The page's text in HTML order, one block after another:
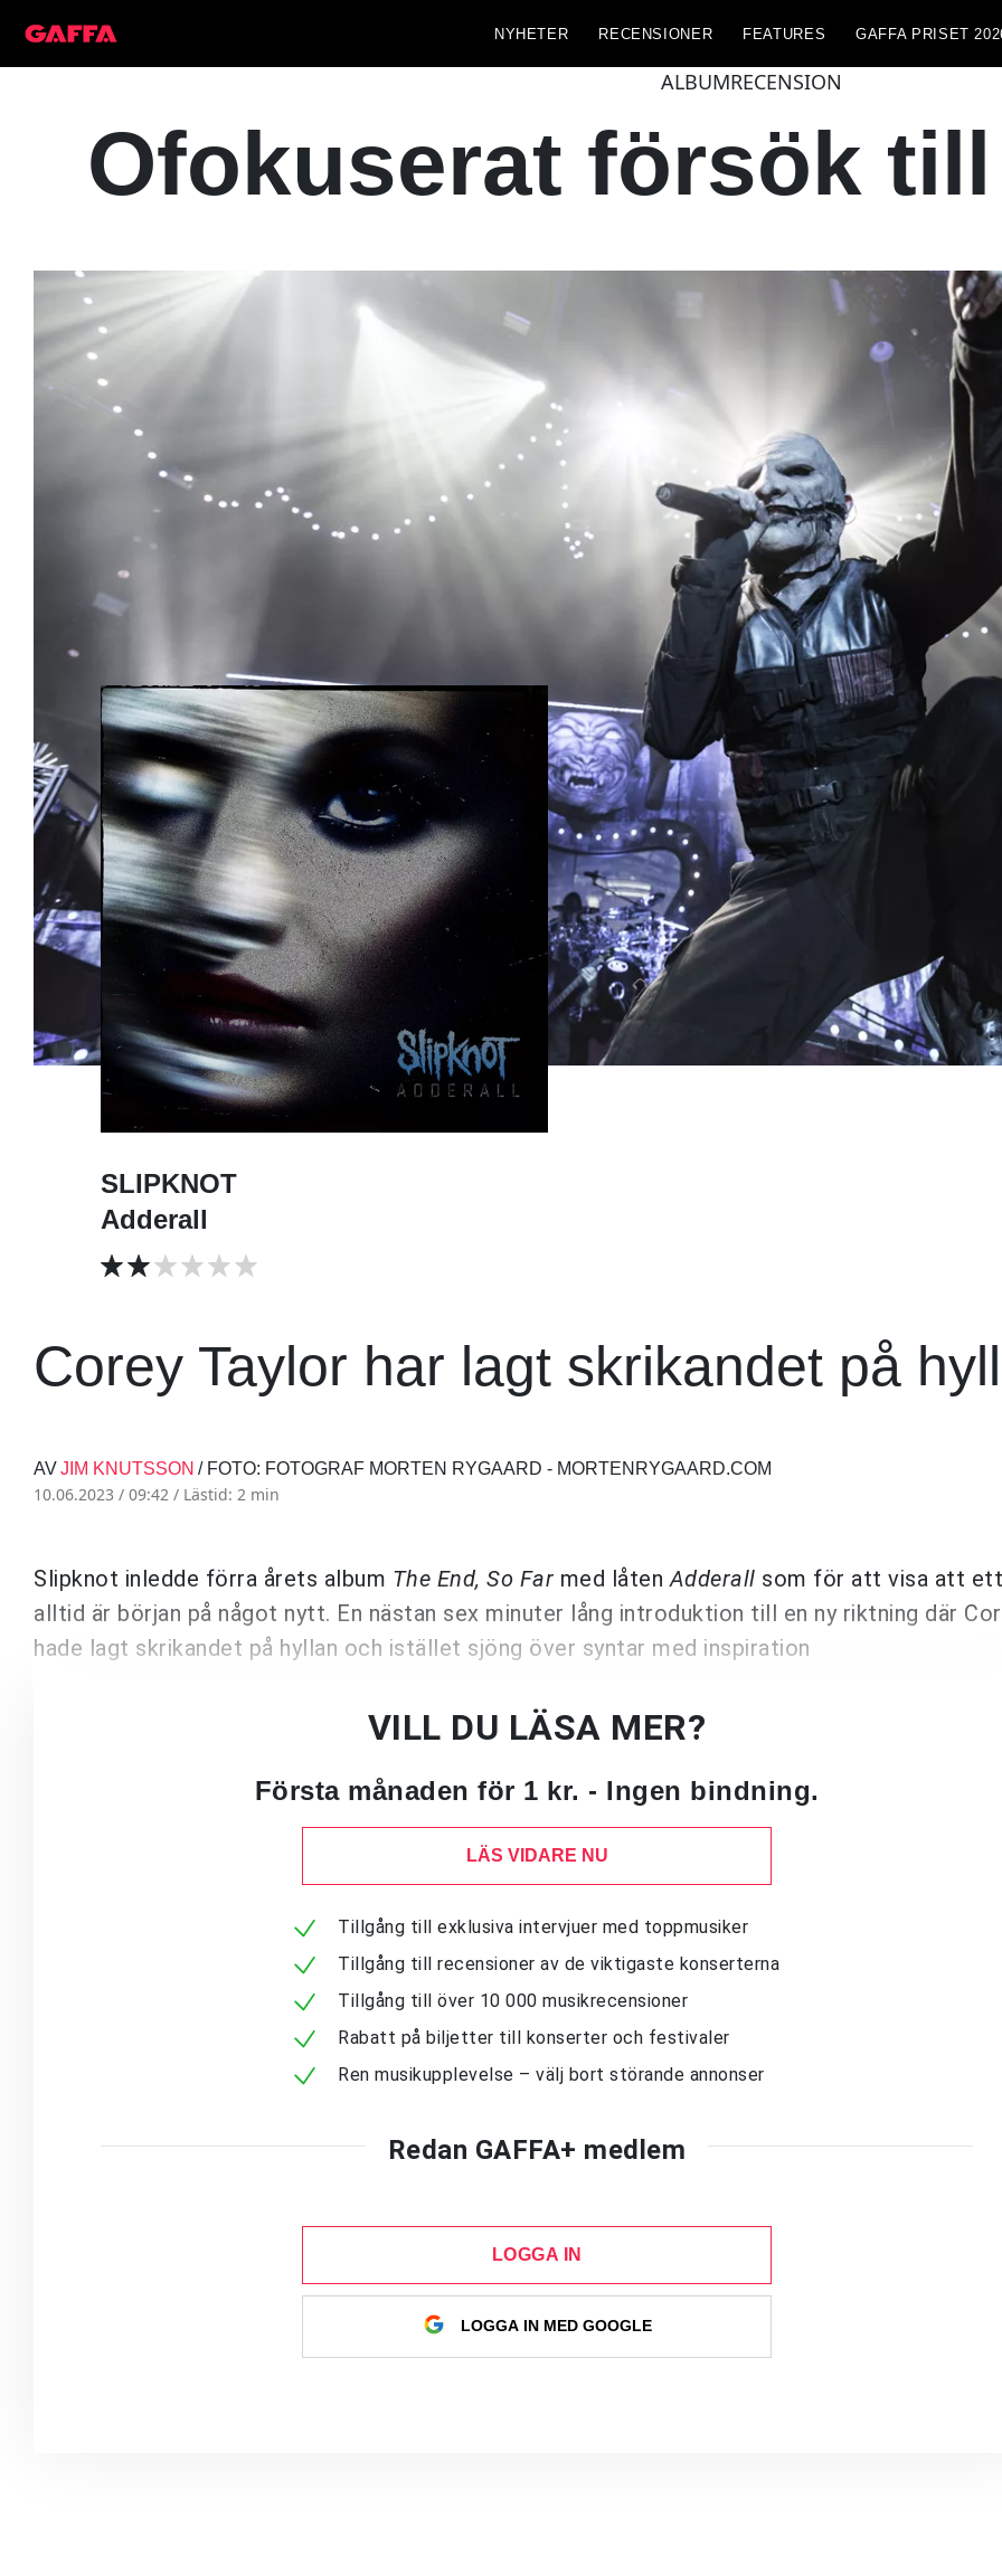
NYHETER RECENSIONER FEATURES GAFFA PRISET
ALBUMRECENSION
Ofokuserat försök
SLIPKNOT
Adderall
Corey Taylor har lagt skrikandet på
AVJIM KNUTSSON / FOTO: FOTOGRAF MORTEN RYGAARD - MORTENRYGAARD.COM
10.06.2023 / 09:42 / Lästid: 2 min
Slipknot inledde förra årets album The End, So Far med låten Adderall som för att visa att
alltid är början på något nytt. En nästan sex minuter lång introduktion till en ny riktning där
hade lagt skrikandet på hyllan och istället sjöng över syntar med inspiration
VILL DU LÄSA MER?
Första månaden för 1 kr. - Ingen bindning.
LÄS VIDARE NU
Tillgång till exklusiva intervjuer med toppmusiker
Tillgång till recensioner av de viktigaste konserterna
Tillgång till över 10 000 musikrecensioner
Rabatt på biljetter till konserter och festivaler
Ren musikupplevelse – välj bort störande annonser
Redan GAFFA+ medlem
LOGGA IN
LOGGA IN MED GOOGLE